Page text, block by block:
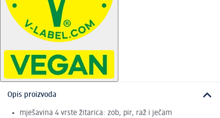
Opis proizvoda
mješavina 4 vrste žitarica: zob, pir, raž i ječam